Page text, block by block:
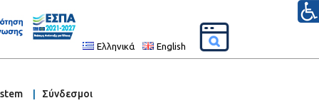
Ελληνικά English
Σύνδεσμοι